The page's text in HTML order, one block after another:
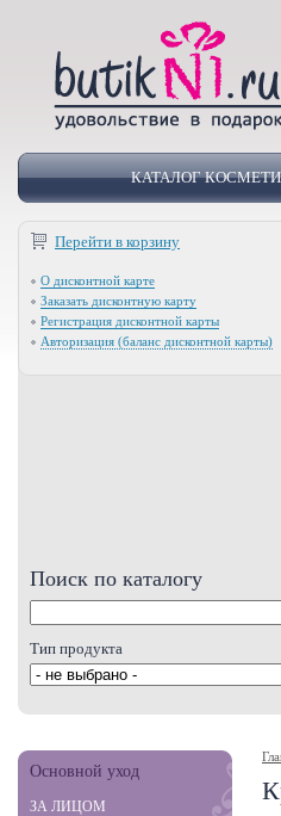
КАТАЛОГ
Перейти в корзину
О дисконтной карте
Заказать дисконтную карту
Регистрация дисконтной карты
Авторизация (баланс дисконтной карты)
Поиск по каталогу
Тип продукта
Основной уход
ЗА ЛИЦОМ